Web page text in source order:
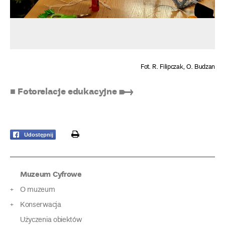
Fot. R. Filipczak, O. Budzan
■ Fotorelacje edukacyjne ➸
Udostępnij print
Muzeum Cyfrowe
O muzeum
Konserwacja
Użyczenia obiektów